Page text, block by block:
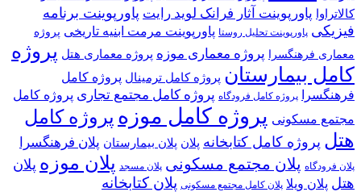
کالاتراوا پاورپوینت آثار فرانک لوید رایت پاورپوینت برنامه
فیزیکی پاورپوینت تحلیل روستا پاورپوینت مرمت ابنیه تاریخی پروژه
معماری فرهنگسرا پروژه معماری موزه پروژه معماری هتل پروژه
کامل بیمارستان پروژه کامل ترمینال پروژه کامل
فرهنگسرا
پروژه کامل فرودگاه پروژه کامل مجتمع تجاری پروژه کامل
مجتمع مسکونی پروژه کامل موزه پروژه کامل
هتل پروژه کامل کتابخانه پلان پلان بیمارستان پلان فرهنگسرا
پلان فرودگاه پلان مجتمع مسکونی پلان مسجد پلان موزه پلان
هتل پلان ویلا پلان کامل مجتمع مسکونی پلان کتابخانه